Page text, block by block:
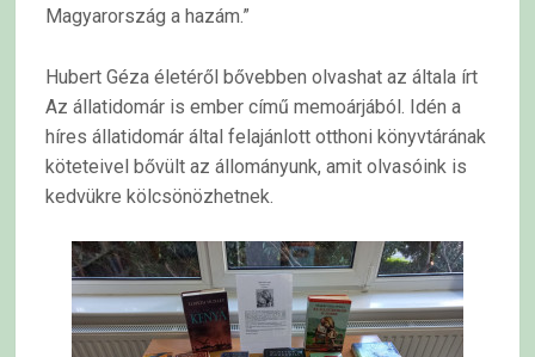
Magyarország a hazám.”
Hubert Géza életéről bővebben olvashat az általa írt
Az állatidomár is ember című memoárjából. Idén a
híres állatidomár által felajánlott otthoni könyvtárának
köteteivel bővült az állományunk, amit olvasóink is
kedvükre kölcsönözhetnek.